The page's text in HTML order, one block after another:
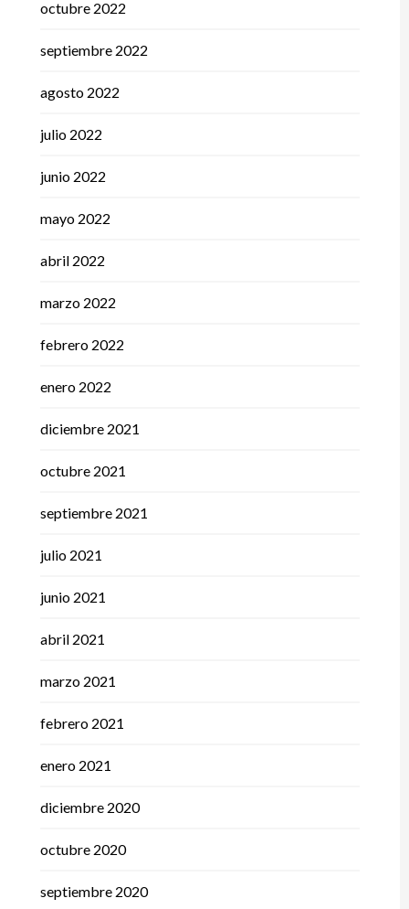
octubre 2022
septiembre 2022
agosto 2022
julio 2022
junio 2022
mayo 2022
abril 2022
marzo 2022
febrero 2022
enero 2022
diciembre 2021
octubre 2021
septiembre 2021
julio 2021
junio 2021
abril 2021
marzo 2021
febrero 2021
enero 2021
diciembre 2020
octubre 2020
septiembre 2020